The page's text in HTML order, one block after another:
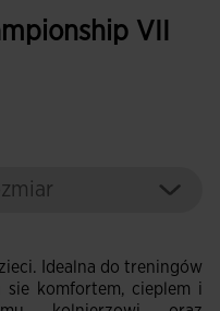
VII
Idealna do treningów
sie komfortem, cieplem i